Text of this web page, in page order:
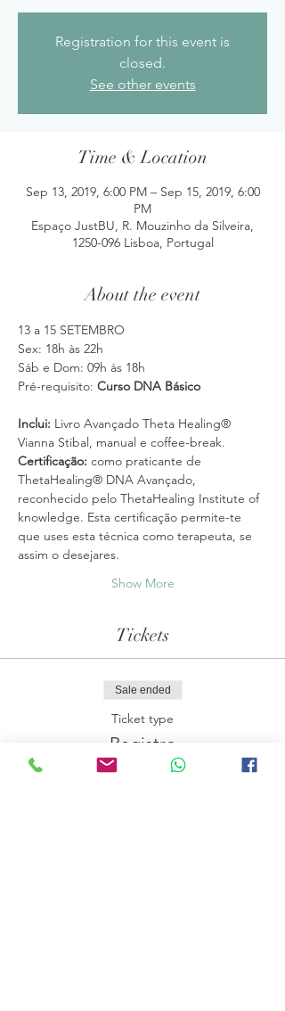
Registration for this event is
closed.
See other events
Time & Location
Sep 13, 2019, 6:00 PM – Sep 15, 2019, 6:00
PM
Espaço JustBU, R. Mouzinho da Silveira,
1250-096 Lisboa, Portugal
About the event
13 a 15 SETEMBRO
Sáb e Dom: 09h às 18h
Pré-requisito:
Inclui: Livro Avançado Theta Healing®
Vianna Stibal, manual e coffee-break.
Certificação: como praticante de
ThetaHealing® DNA Avançado,
reconhecido pelo ThetaHealing Institute of
knowledge. Esta certificação permite-te
que uses esta técnica como terapeuta, se
assim o desejares.
Show More
Tickets
Sale ended
Ticket type
Registro
More info